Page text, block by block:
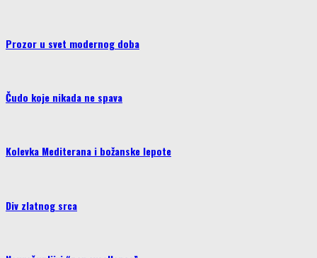
Prozor u svet modernog doba
Čudo koje nikada ne spava
Kolevka Mediterana i božanske lepote
Div zlatnog srca